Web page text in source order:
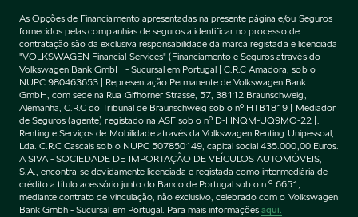
As Opções de Financiamento apresentadas na presente página e/ou Seguros
fornecidos pelas companhias de seguros a identificar no processo de
contratação são da exclusiva responsabilidade da marca registada e licenciada
"VOLKSWAGEN Financial Services" (Financiamento e Seguros através do
Volkswagen Bank GmbH - Sucursal em Portugal | C.R.C Amadora, sob o
NUPC 980463653 | Representação Permanente de Volkswagen Bank
GmbH, com sede na Rua Gifhorner Strasse, 57, 38112 Braunschweig,
Alemanha, C.R.C do Tribunal de Braunschweig sob o nº HTB1819 | Mediador
de Seguros (agente) registado na ASF sob o nº D-HNQM-UQ9MO-22 |.
Renting e Serviços de Mobilidade através da Volkswagen Renting Unipessoal,
Lda. C.R.C Cascais sob o NUPC 507850149, capital social 435.000,00 Euros.
A SIVA - SOCIEDADE DE IMPORTAÇÃO DE VEÍCULOS AUTOMÓVEIS,
S.A., encontra-se devidamente licenciada e registada como intermediária de
crédito a título acessório junto do Banco de Portugal sob o n.º 6651,
mediante contrato de vinculação, não exclusivo, celebrado com o Volkswagen
Bank Gmbh - Sucursal em Portugal. Para mais informaçõesaqui.